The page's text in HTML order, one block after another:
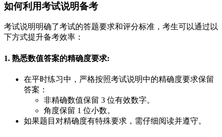
如何利用考试说明备考
考试说明明确了考试的答题要求和评分标准，考生可以通过以
下方式提升备考效率：
1. 熟悉数值答案的精确度要求:
在平时练习中，严格按照考试说明中的精确度要求保留
答案：
非精确数值保留 3 位有效数字。
角度保留 1 位小数。
如果题目对精确度有特殊要求，需仔细阅读并遵守。